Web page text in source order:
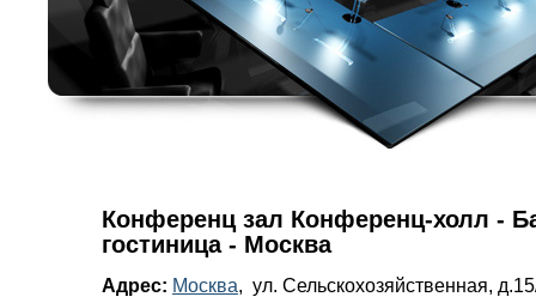
Конференц зал Конференц-холл -
гостиница - Москва
Адрес: Москва, ул. Сельскохозяйственная,